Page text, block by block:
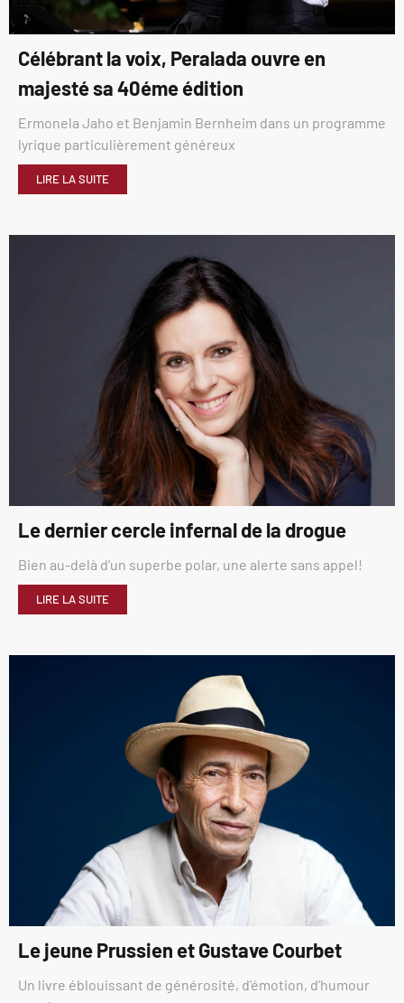
Célébrant la voix, Peralada ouvre en
majesté sa 40éme édition
Ermonela Jaho et Benjamin Bernheim dans un programme
lyrique particulièrement généreux
LIRE LA SUITE
Le dernier cercle infernal de la drogue
Bien au-delà d’un superbe polar, une alerte sans appel!
LIRE LA SUITE
Le jeune Prussien et Gustave Courbet
Un livre éblouissant de générosité, d’émotion, d’humour